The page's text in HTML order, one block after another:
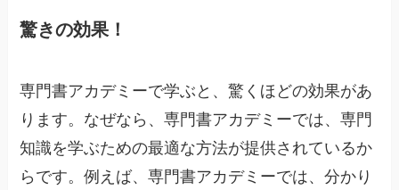
驚きの効果！
専門書アカデミーで学ぶと、驚くほどの効果があ
ります。なぜなら、専門書アカデミーでは、専門
知識を学ぶための最適な方法が提供されているか
らです。例えば、専門書アカデミーでは、分かり